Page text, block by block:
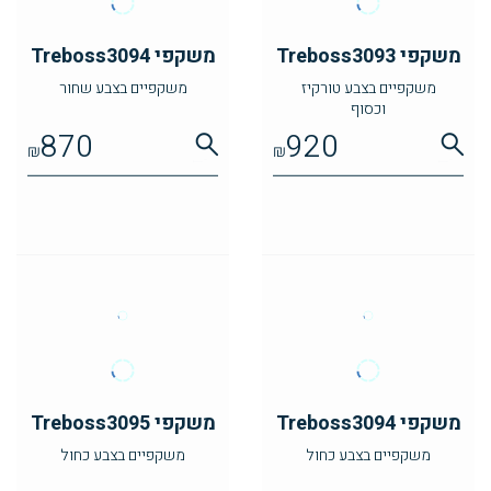
משקפי Treboss3093
משקפיים בצבע טורקיז
וכסוף
₪920
משקפי Treboss3094
משקפיים בצבע שחור
₪870
משקפי Treboss3094
משקפיים בצבע כחול
משקפי Treboss3095
משקפיים בצבע כחול